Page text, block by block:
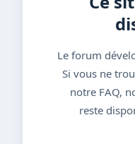
Le forum
Si vous ne
notre FAQ,
reste